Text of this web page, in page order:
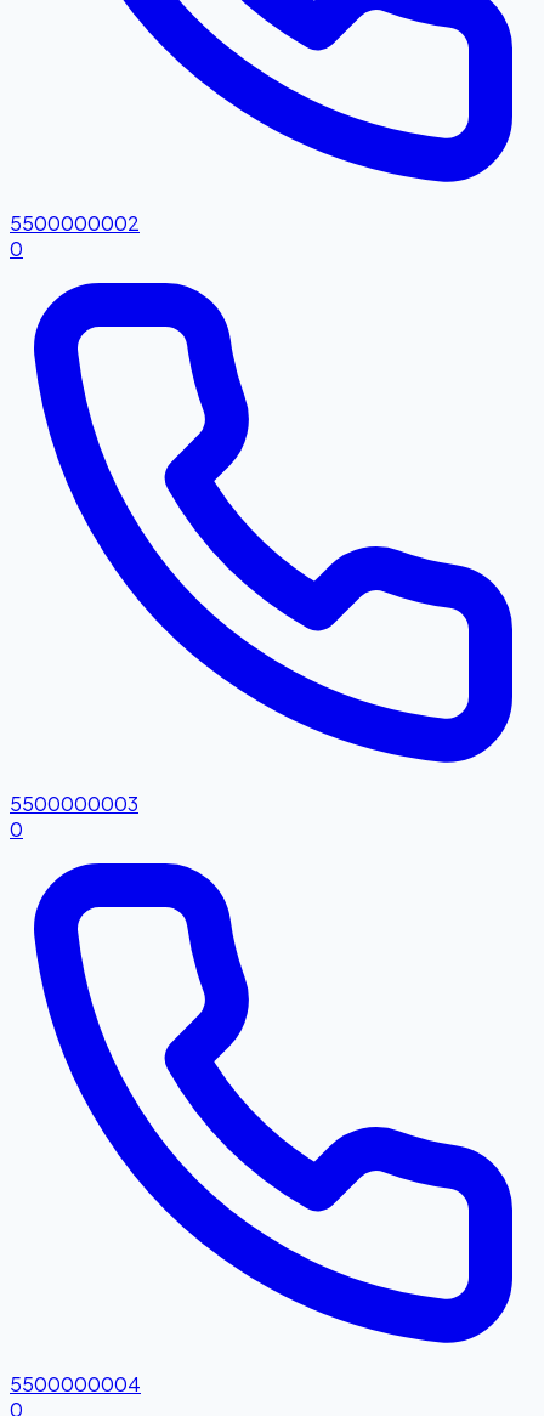
5500000002
0
5500000003
0
5500000004
0